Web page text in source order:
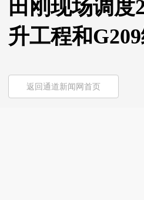
田刚现场调
升工程和
返回通道新闻网首页